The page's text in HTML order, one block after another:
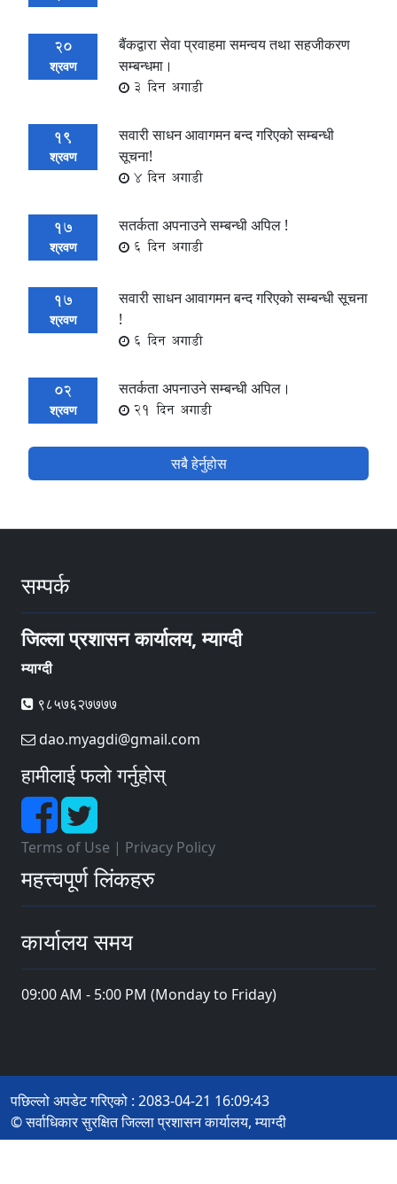
20
श्रवण
बैंकद्वारा सेवा प्रवाहमा समन्वय तथा सहजीकरण
सम्बन्धमा।
3 दिन अगाडी
19
श्रवण
सवारी साधन आवागमन बन्द गरिएको सम्बन्धी
सूचना!
4 दिन अगाडी
17
श्रवण
सतर्कता अपनाउने सम्बन्धी अपिल !
6 दिन अगाडी
17
श्रवण
सवारी साधन आवागमन बन्द गरिएको सम्बन्धी सूचना
!
6 दिन अगाडी
02
श्रवण
सतर्कता अपनाउने सम्बन्धी अपिल।
21 दिन अगाडी
सबै हेर्नुहोस
सम्पर्क
जिल्ला प्रशासन कार्यालय, म्याग्दी
म्याग्दी
९८५७६२७७७७
dao.myagdi@gmail.com
हामीलाई फलो गर्नुहोस्
Terms of Use | Privacy Policy
महत्त्वपूर्ण लिंकहरु
कार्यालय समय
09:00 AM - 5:00 PM (Monday to Friday)
पछिल्लो अपडेट गरिएको : 2083-04-21 16:09:43
© सर्वाधिकार सुरक्षित जिल्ला प्रशासन कार्यालय, म्याग्दी